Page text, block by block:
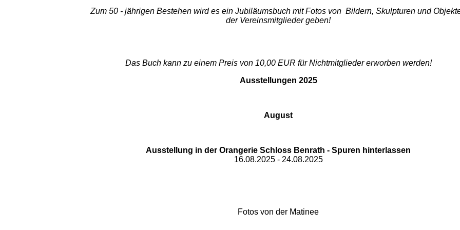
Zum 50 - jährigen Bestehen wird es ein Jubiläumsbuch mit Fotos von Bildern, Skulpturen und
der Vereinsmitglieder geben!
Das Buch kann zu einem Preis von 10,00 EUR für Nichtmitglieder erworben werden!
Ausstellungen 2025
August
Ausstellung in der Orangerie Schloss Benrath - Spuren hinterlassen
16.08.2025 - 24.08.2025
Fotos von der Matinee